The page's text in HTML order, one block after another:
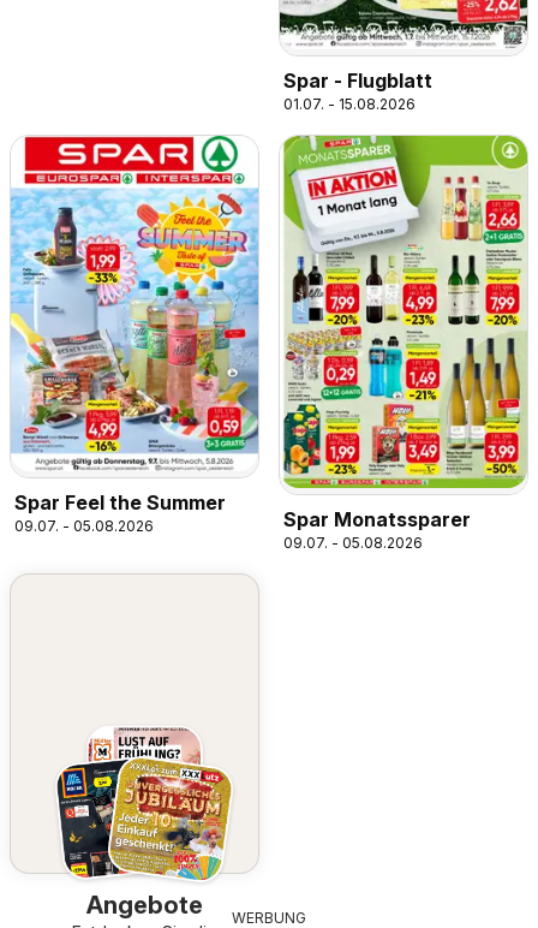
Spar - Flugblatt
01.07. - 15.08.2026
Spar Feel the Summer
09.07. - 05.08.2026 Spar Monatssparer
09.07. - 05.08.2026
Angebote WERBUNG